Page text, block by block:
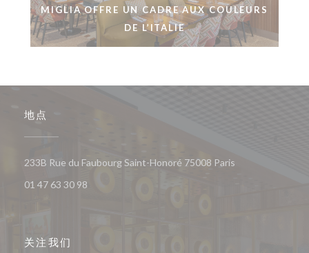
MIGLIA OFFRE UN CADRE AUX COULEURS
DE L’ITALIE
地点
233B Rue du Faubourg Saint-Honoré 75008 Paris
01 47 63 30 98
关注我们